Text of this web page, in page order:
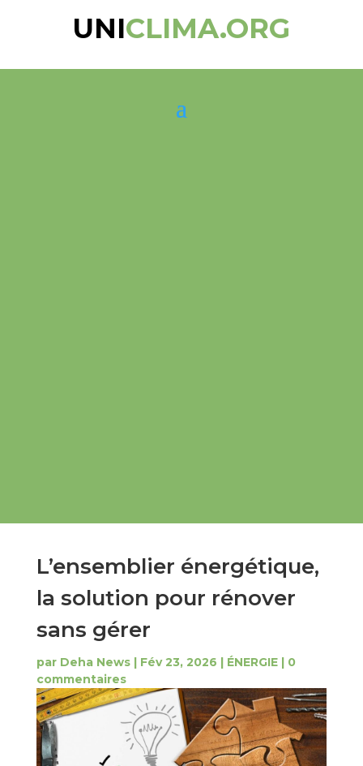
UNICLIMA.ORG
L’ensemblier énergétique,
la solution pour rénover
sans gérer
par Deha News| Fév 23, 2026 | ÉNERGIE| 0
commentaires